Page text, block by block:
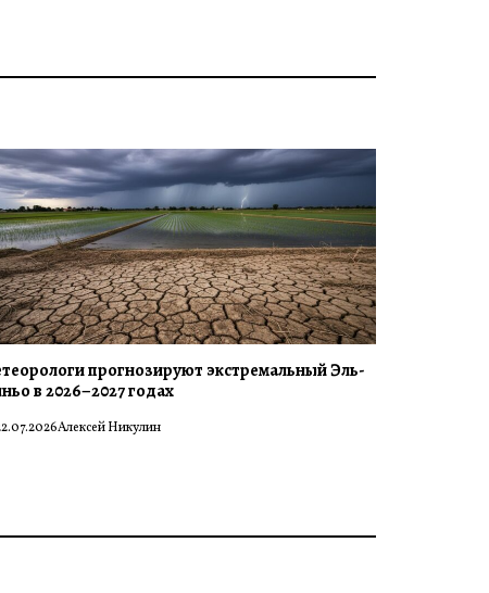
прогнозируют экстремальный Эль-
в 2026–2027 годах
Алексей Никулин